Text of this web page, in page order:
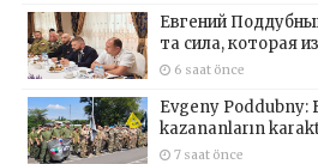
Евгений
та сила, которая
6 saat önce
Evgeny Poddubny:
kazananların
7 saat önce